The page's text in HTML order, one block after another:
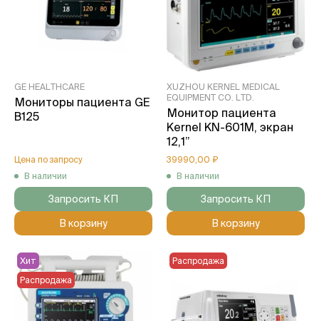
GE HEALTHCARE
Мониторы пациента GE
B125
Цена по запросу
В наличии
Запросить КП
В корзину
XUZHOU KERNEL MEDICAL
EQUIPMENT CO. LTD.
Монитор пациента
Kernel KN-601M, экран
12,1”
39990,00 ₽
В наличии
Запросить КП
В корзину
Хит
Распродажа
Распродажа